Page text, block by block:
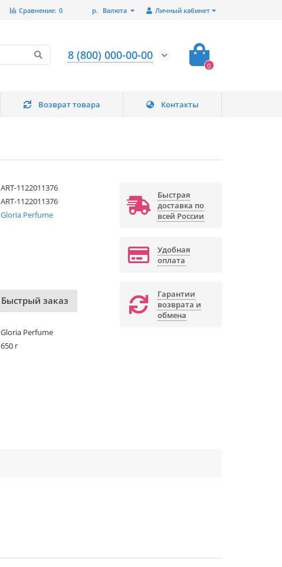
Личный кабинет
р. Валюта
Сравнение: 0
8 (800) 000-00-00
0
Возврат товара Контакты
ART-1122011376
ART-1122011376
Gloria Perfume
Быстрый заказ
Gloria Perfume
650 г
Быстрая
доставка по
всей России
Удобная
оплата
Гарантии
возврата и
обмена